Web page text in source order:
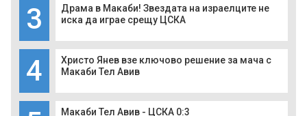
3
Драма в Макаби! Звездата на израелците не
иска да играе срещу ЦСКА
4
Христо Янев взе ключово решение за мача с
Макаби Тел Авив
Макаби Тел Авив - ЦСКА 0:3